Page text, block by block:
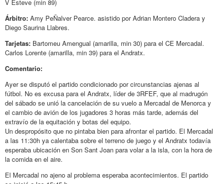
V Esteve (min 89)
Árbitro: Amy PeÑalver Pearce. asistido por Adrian Montero Cladera y
Diego Saurina Llabres.
Tarjetas: Bartomeu Amengual (amarilla, min 30) para el CE Mercadal.
Carlos Lorente (amarilla, min 39) para el Andratx.
Comentario:
Ayer se disputó el partido condicionado por circunstancias ajenas al
fútbol. No es excusa para el Andratx, líder de 3RFEF, que al madrugón
del sábado se unió la cancelación de su vuelo a Mercadal de Menorca y
el cambio de avión de los jugadores 3 horas más tarde, además del
extravío de la equitación y botas del equipo.
Un despropósito que no pintaba bien para afrontar el partido. El Mercadal
a las 11:30h ya calentaba sobre el terreno de juego y el Andratx todavía
esperaba ubicación en Son Sant Joan para volar a la isla, con la hora de
la comida en el aire.
El Mercadal no ajeno al problema esperaba acontecimientos. El partido